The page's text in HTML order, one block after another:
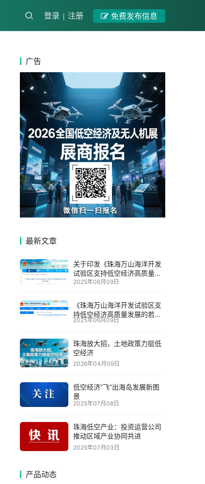
登录 注册 免费发布信息
广告
最新文章
关于印发《珠海万山海洋开发
试验区支持低空经济高质量发
展的若干措施》的通知
2025年06月09日
《珠海万山海洋开发试验区支
持低空经济高质量发展的若干
措施》政策解读
2025年06月09日
珠海放大招，土地政策力挺低
空经济
2026年04月09日
低空经济“飞”出海岛发展新图
景
2025年07月08日
珠海低空产业：投资运营公司
推动区域产业协同共进
2025年07月03日
产品动态